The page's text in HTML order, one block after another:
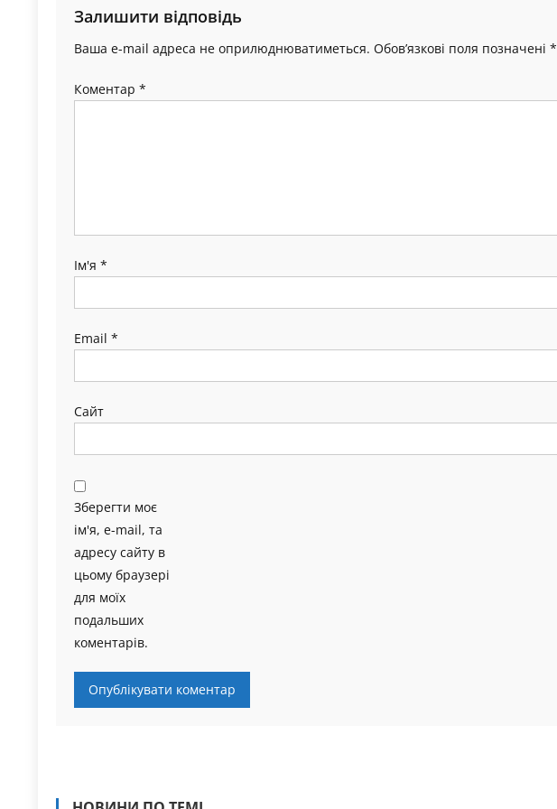
Залишити відповідь
Ваша e-mail адреса не оприлюднюватиметься. Обов’язкові поля позначені *
Коментар *
Ім'я *
Email *
Сайт
Зберегти моє
ім'я, e-mail, та
адресу сайту в
цьому браузері
для моїх
подальших
коментарів.